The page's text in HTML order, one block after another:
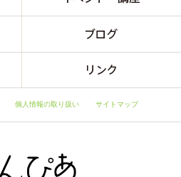
個人情報の取り扱い サイトマップ